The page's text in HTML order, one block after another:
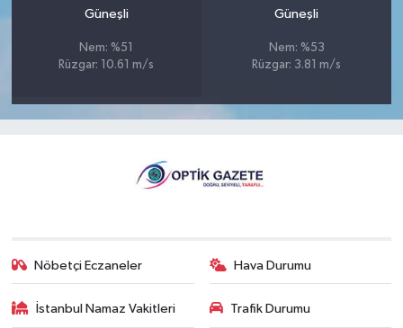
Güneşli
Nem: %51
Rüzgar: 10.61 m/s
Güneşli
Nem: %53
Rüzgar: 3.81 m/s
Nöbetçi Eczaneler Hava Durumu
İstanbul Namaz Vakitleri Trafik Durumu